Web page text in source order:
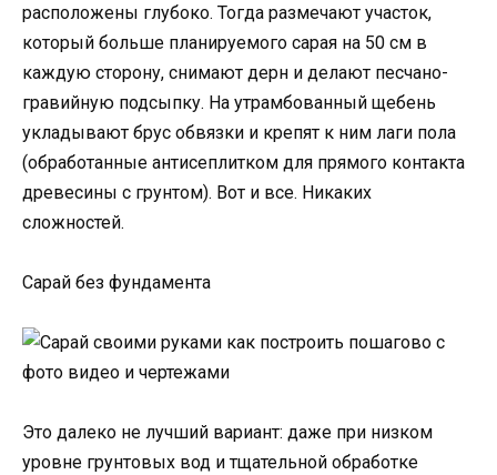
расположены глубоко. Тогда размечают участок,
который больше планируемого сарая на 50 см в
каждую сторону, снимают дерн и делают песчано-
гравийную подсыпку. На утрамбованный щебень
укладывают брус обвязки и крепят к ним лаги пола
(обработанные антисеплитком для прямого контакта
древесины с грунтом). Вот и все. Никаких
сложностей.
Сарай без фундамента
Это далеко не лучший вариант: даже при низком
уровне грунтовых вод и тщательной обработке